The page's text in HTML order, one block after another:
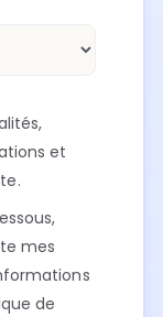
et
mes
de